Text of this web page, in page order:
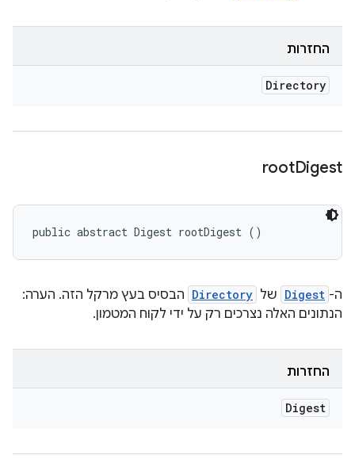
החזרות
Directory
rootDigest
public abstract Digest rootDigest ()
ה- Digest של Directory הבסיס בעץ מרקל הזה. הערה:
הנתונים האלה נצרכים רק על ידי לקוח המטמון.
החזרות
Digest